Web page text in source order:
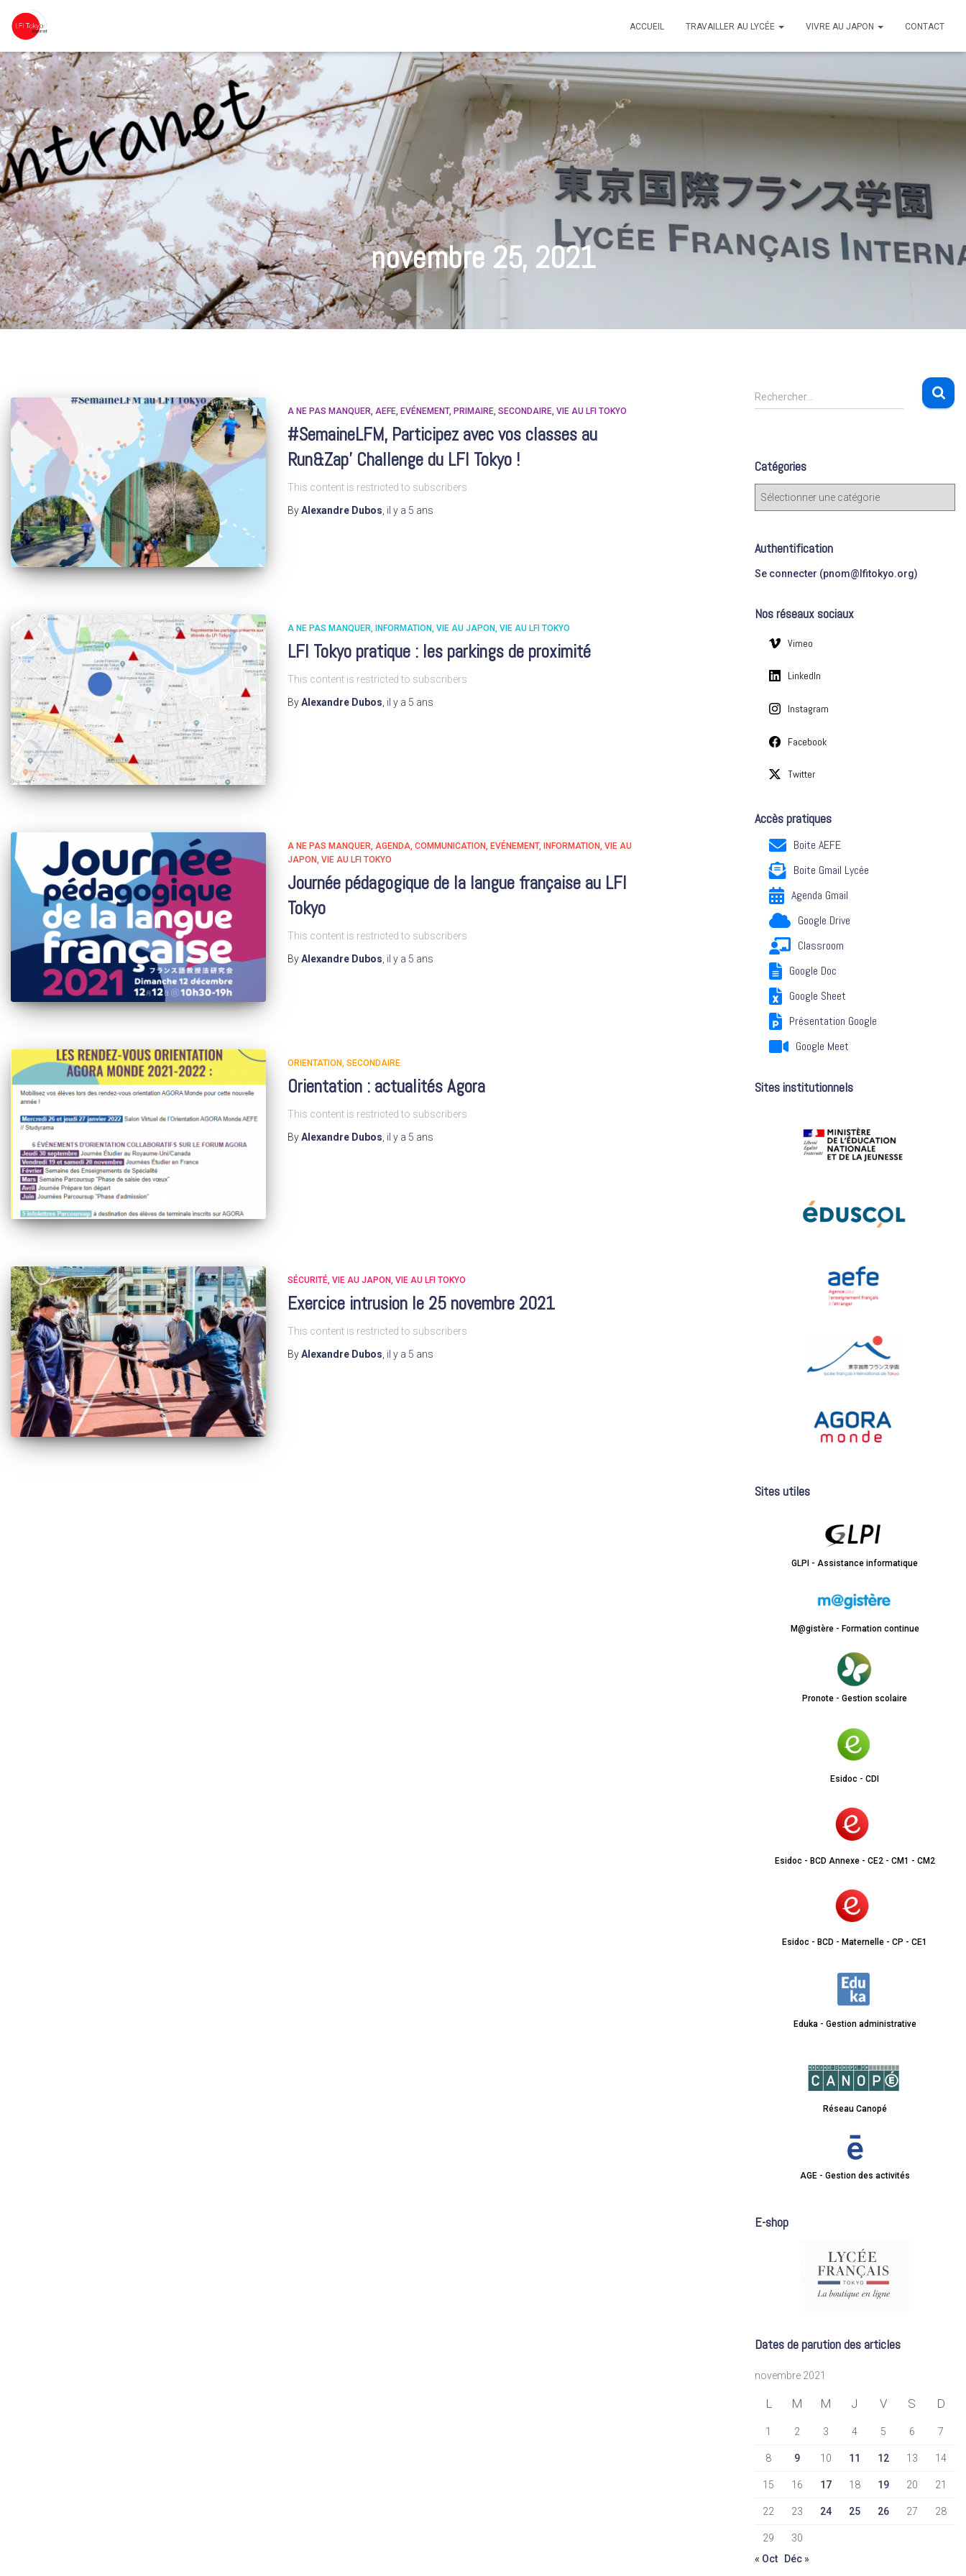
ACCUEIL TRAVAILLER AU LYCÉE VIVRE AU JAPON CONTACT
novembre 25, 2021
A NE PAS MANQUER AEFE EVÉNEMENT PRIMAIRE SECONDAIRE VIE AU LFI TOKYO
#SemaineLFM, Participez avec vos classes au
Run&Zap’ Challenge du LFI Tokyo !
This content is restricted to subscribers
ByAlexandre Dubos il y a 5 ans
A NE PAS MANQUER INFORMATION VIE AU JAPON VIE AU LFI TOKYO
LFI Tokyo pratique : les parkings de proximité
This content is restricted to subscribers
ByAlexandre Dubos, il y a 5 ans
A NE PAS MANQUER AGENDA COMMUNICATION EVÉNEMENT INFORMATION VIE AU
JAPON VIE AU LFI TOKYO
Journée pédagogique de la langue française au LFI
Tokyo
This content is restricted to subscribers
ByAlexandre Dubos il y a 5 ans
ORIENTATION SECONDAIRE
Orientation : actualités Agora
This content is restricted to subscribers
ByAlexandre Dubos il y a 5 ans
SÉCURITÉ VIE AU JAPON VIE AU LFI TOKYO
Exercice intrusion le 25 novembre 2021
This content is restricted to subscribers
ByAlexandre Dubos, il y a 5 ans
R
e
r
c
Rechercher…
Catégories
C
g
o
e
Authentification
Se connecter (pnom@lfitokyo.org)
Nos réseaux sociaux
Vimeo
LinkedIn
Instagram
Facebook
Twitter
Accès pratiques
Boite AEFE
Boite Gmail Lycée
Agenda Gmail
Google Drive
Classroom
Google Doc
Google Sheet
Présentation Google
Google Meet
Sites institutionnels
Sites utiles
GLPI - Assistance informatique
M@gistère - Formation continue
Pronote - Gestion scolaire
Esidoc - CDI
Esidoc - BCD Annexe - CE2 - CM1 - CM2
Esidoc - BCD - Maternelle - CP - CE1
Eduka - Gestion administrative
Réseau Canopé
AGE - Gestion des activités
E-shop
Dates de parution des articles
novembre 2021
L M M J V S D
1 2 3 4 5 6 7
8 9 10 11 12 13 14
15 16 17 18 19 20 21
22 23 24 25 26 27 28
29
30
« Oct
Déc »